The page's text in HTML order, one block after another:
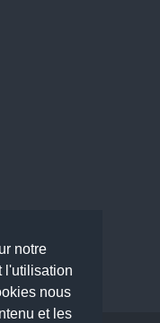
notre
l'utilisation
nous
et les